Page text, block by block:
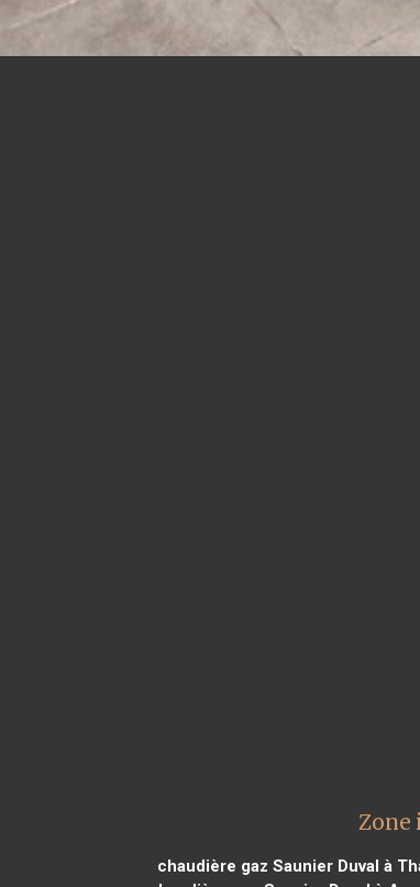
Zone
chaudière gaz Saunier Duval à